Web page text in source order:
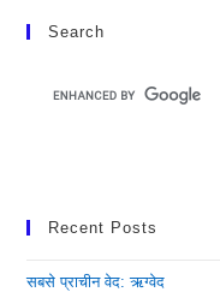
Search
Recent Posts
सबसे प्राचीन वेद: ऋग्वेद